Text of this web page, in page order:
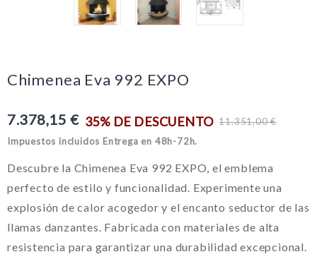
Chimenea Eva 992 EXPO
7.378,15 € 35% DE DESCUENTO 11.351,00 €
Impuestos incluidos Entrega en 48h-72h.
Descubre la Chimenea Eva 992 EXPO, el emblema
perfecto de estilo y funcionalidad. Experimente una
explosión de calor acogedor y el encanto seductor de las
llamas danzantes. Fabricada con materiales de alta
resistencia para garantizar una durabilidad excepcional.